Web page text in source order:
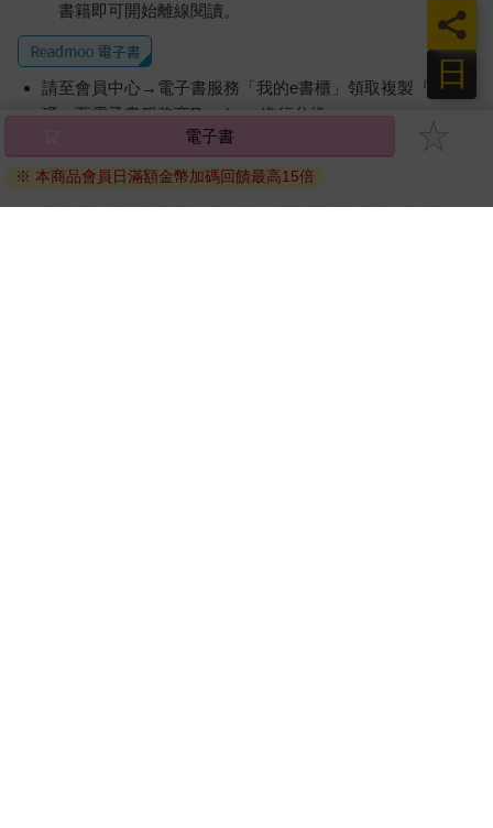
書籍即可開始離線閱讀。
請至會員中心→電子書服務「我的e書櫃」領取複製『兌換
碼』至電子書服務商Readmoo進行兌換。
因版權保護，您在金石堂所購買的電子書僅能以金石堂專屬
的閱讀軟體開啟閱讀，無法以其他閱讀器或直接下載檔案。
電子書
※ 本商品會員日滿額金幣加碼回饋最高15倍
日
員